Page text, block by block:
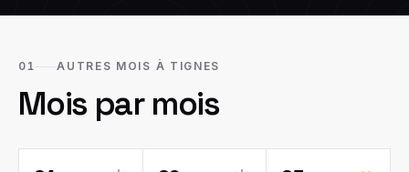
01 AUTRES MOIS À TIGNES
Mois par mois